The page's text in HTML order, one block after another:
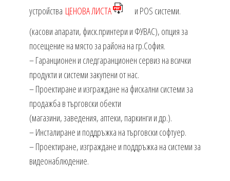
устройства ЦЕНОВА ЛИСТА
и POS системи.
(касови апарати, фиск.принтери и ФУВАС), опция за
посещение на място за района на гр.София.
– Гаранционен и следгаранционен сервиз на всички
продукти и системи закупени от нас.
– Проектиране и изграждане на фискални системи за
продажба в търговски обекти
(магазини, заведения, аптеки, паркинги и др.).
– Инсталиране и поддръжка на търговски софтуер.
– Проектиране, изграждане и поддръжка на системи за
видеонаблюдение.